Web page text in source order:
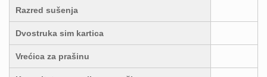
Razred sušenja
Dvostruka sim kartica
Vrećica za prašinu